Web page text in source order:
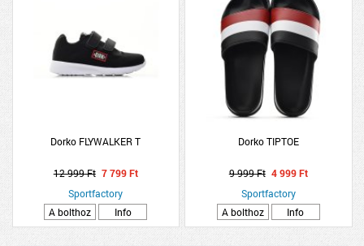
Dorko FLYWALKER T
12 999 Ft 7 799 Ft
Sportfactory
A bolthoz
Info
Dorko TIPTOE
9 999 Ft 4 999 Ft
Sportfactory
A bolthoz
Info